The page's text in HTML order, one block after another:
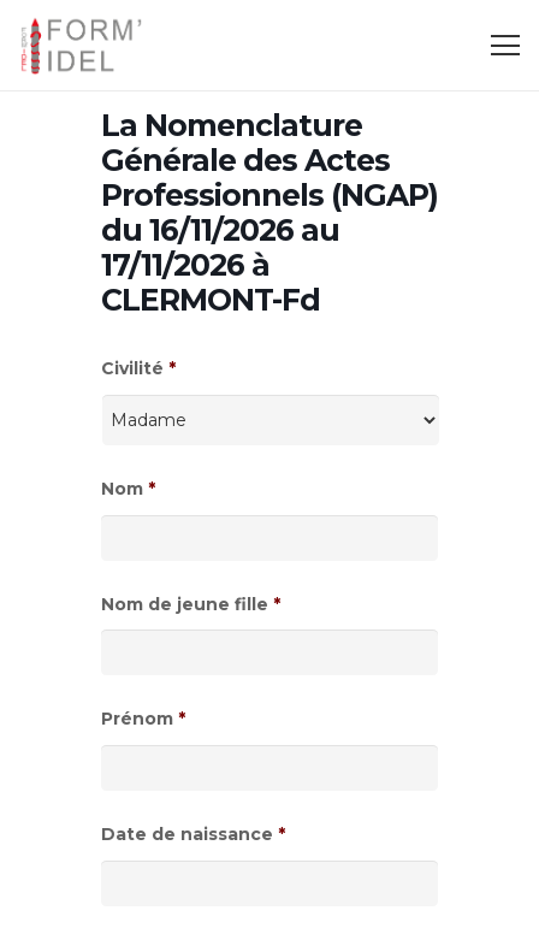
La Nomenclature
Générale des Actes
Professionnels (NGAP)
du 16/11/2026 au
17/11/2026 à
CLERMONT-Fd
Civilité *
Nom *
Nom de jeune fille *
Prénom *
Date de naissance *